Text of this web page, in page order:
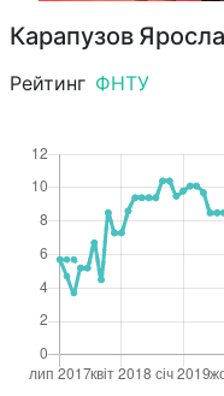
Карапузов
Рейтинг ФНТУ